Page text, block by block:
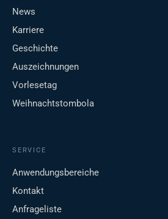
News
Karriere
Geschichte
Auszeichnungen
Vorlesetag
Weihnachtstombola
SERVICE
Anwendungsbereiche
Kontakt
Anfrageliste